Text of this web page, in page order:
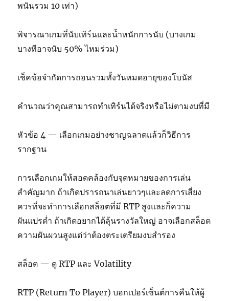
พนันรวม 10 เท่า)
พิจารณาเกมที่นับเทิร์นและน้ำหนักการนับ (บางเกม
บางทีอาจนับ 50% ไหมร่วม)
เช็คข้อจำกัดการถอนรวมทั้งวันหมดอายุของโบนัส
คำนวณว่าคุณสามารถทำเทิร์นได้จริงหรือไม่ตามงบที่มี
หัวข้อ 4 — เลือกเกมอย่างชาญฉลาดแล้วก็วิธีการ
รากฐาน
การเลือกเกมให้สอดคล้องกับจุดหมายของการเล่น
สำคัญมาก ถ้าเกิดปรารถนาเล่นยาวๆและลดการเสี่ยง
ควรที่จะทำการเลือกสล็อตที่มี RTP สูงและก็ความ
ผันแปรต่ำ ถ้าเกิดอยากได้ลุ้นรางวัลใหญ่ อาจเลือกสล็อต
ความผันผวนสูงแต่ว่าต้องตระเตรียมงบสำรอง
สล็อต — ดู RTP และ Volatility
RTP (Return To Player) บอกเปอร์เซ็นต์การคืนให้ผู้